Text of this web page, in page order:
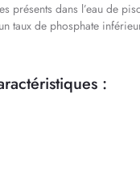
dans l’eau de
taux de phosphate
: